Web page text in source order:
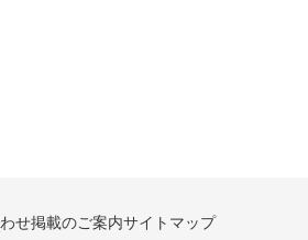
せ掲載のご案内サイトマップ